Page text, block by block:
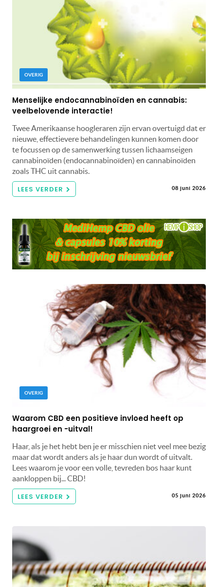
OVERIG
Menselijke endocannabinoïden en cannabis:
veelbelovende interactie!
Twee Amerikaanse hoogleraren zijn ervan overtuigd dat er
nieuwe, effectievere behandelingen kunnen komen door
te focussen op de samenwerking tussen lichaamseigen
cannabinoïden (endocannabinoïden) en cannabinoïden
zoals THC uit cannabis.
LEES VERDER 08 juni 2026
OVERIG
Waarom CBD een positieve invloed heeft op
haargroei en -uitval!
Haar, als je het hebt ben je er misschien niet veel mee bezig
maar dat wordt anders als je haar dun wordt of uitvalt.
Lees waarom je voor een volle, tevreden bos haar kunt
aankloppen bij... CBD!
LEES VERDER 05 juni 2026